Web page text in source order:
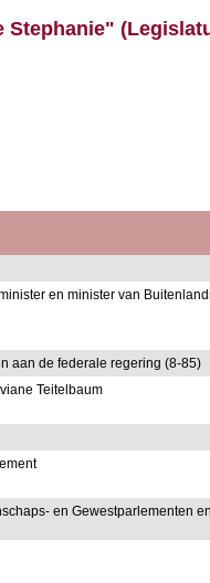
en minister van
aan de federale regering (8-85)
Teitelbaum
en Gewestparlementen